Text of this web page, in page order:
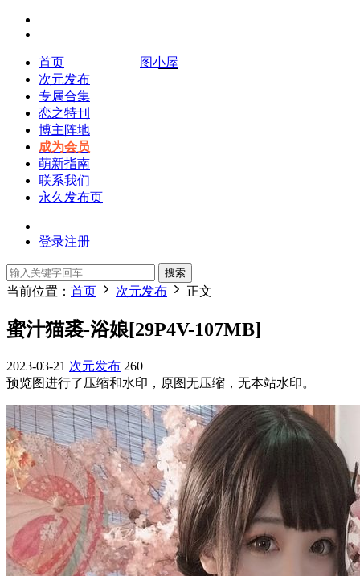
图小屋
首页
次元发布
专属合集
恋之特刊
博主阵地
成为会员
萌新指南
联系我们
永久发布页
登录注册
搜索
当前位置： 首页 次元发布 正文
蜜汁猫裘-浴娘[29P4V-107MB]
2023-03-21 次元发布 260
预览图进行了压缩和水印，原图无压缩，无本站水印。